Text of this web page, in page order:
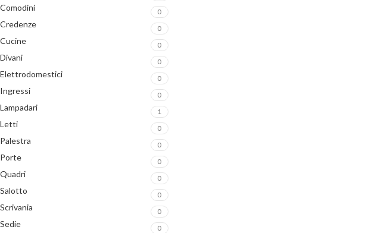
Comodini 0
Credenze 0
Cucine 0
Divani 0
Elettrodomestici 0
Ingressi 0
Lampadari 1
Letti 0
Palestra 0
Porte 0
Quadri 0
Salotto 0
Scrivania 0
Sedie 0